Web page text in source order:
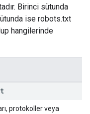
Birinci sütunda
ise robots.txt
hangilerinde
protokoller veya